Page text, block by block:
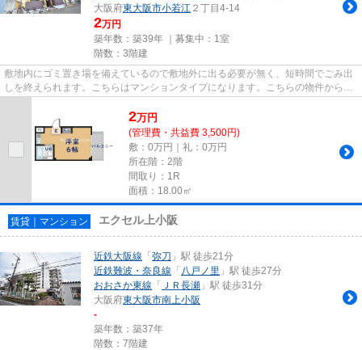
大阪府東大阪市小若江 ２丁目4-14
2万円
築年数：築39年 ｜募集中： 1室
階数：3階建
敷地内にゴミ置き場を備えているので敷地外に出る必要が無く、短時間でごみ出
しを終えられます。こちらはマンションタイプになります。こちらの物件から出
て100mに駐車場があります。...
2万円
(管理費・共益費 3,500円)
敷：0万円｜礼：0万円
所在階：2階
間取り：1R
面積：18.00㎡
賃貸｜マンション エクセル上小阪
近鉄大阪線 「弥刀 」駅 徒歩21分
近鉄難波・奈良線 「 八戸ノ里 」駅 徒歩27分
おおさか東線 「 ＪＲ長瀬 」駅 徒歩31分
大阪府東大阪市南上小阪
-
築年数：築37年
階数：7階建